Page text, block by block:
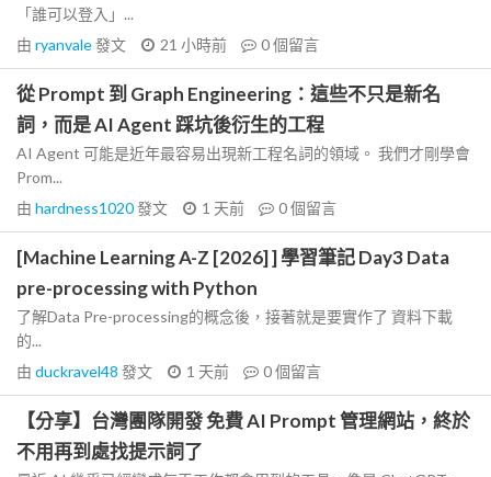
「誰可以登入」...
由 ryanvale發文 21 小時前 0個留言
從 Prompt 到 Graph Engineering：這些不只是新名
詞，而是 AI Agent 踩坑後衍生的工程
AI Agent 可能是近年最容易出現新工程名詞的領域。 我們才剛學會
Prom...
由 hardness1020發文 1 天前 0個留言
[Machine Learning A-Z [2026] ] 學習筆記 Day3 Data
pre-processing with Python
了解Data Pre-processing的概念後，接著就是要實作了 資料下載
的...
由 duckravel48 發文 1 天前 0個留言
【分享】台灣團隊開發 免費 AI Prompt 管理網站，終於
不用再到處找提示詞了